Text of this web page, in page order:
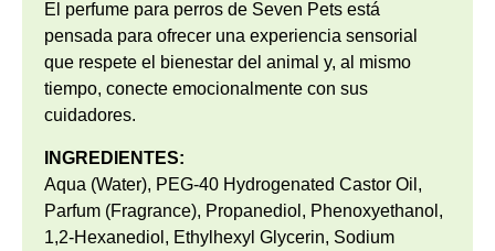
El perfume para perros de Seven Pets está
pensada para ofrecer una experiencia sensorial
que respete el bienestar del animal y, al mismo
tiempo, conecte emocionalmente con sus
cuidadores.
INGREDIENTES:
Aqua (Water), PEG-40 Hydrogenated Castor Oil,
Parfum (Fragrance), Propanediol, Phenoxyethanol,
1,2-Hexanediol, Ethylhexyl Glycerin, Sodium